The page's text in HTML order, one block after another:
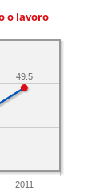
o lavoro
2011
49.5